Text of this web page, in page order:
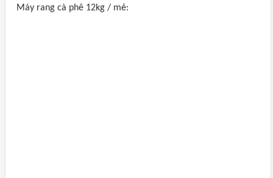
Máy rang cà phê 12kg / mẻ: